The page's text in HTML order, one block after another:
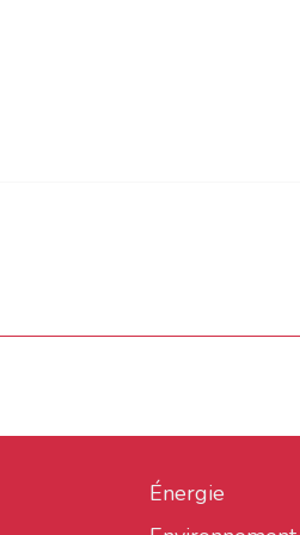
Énergie